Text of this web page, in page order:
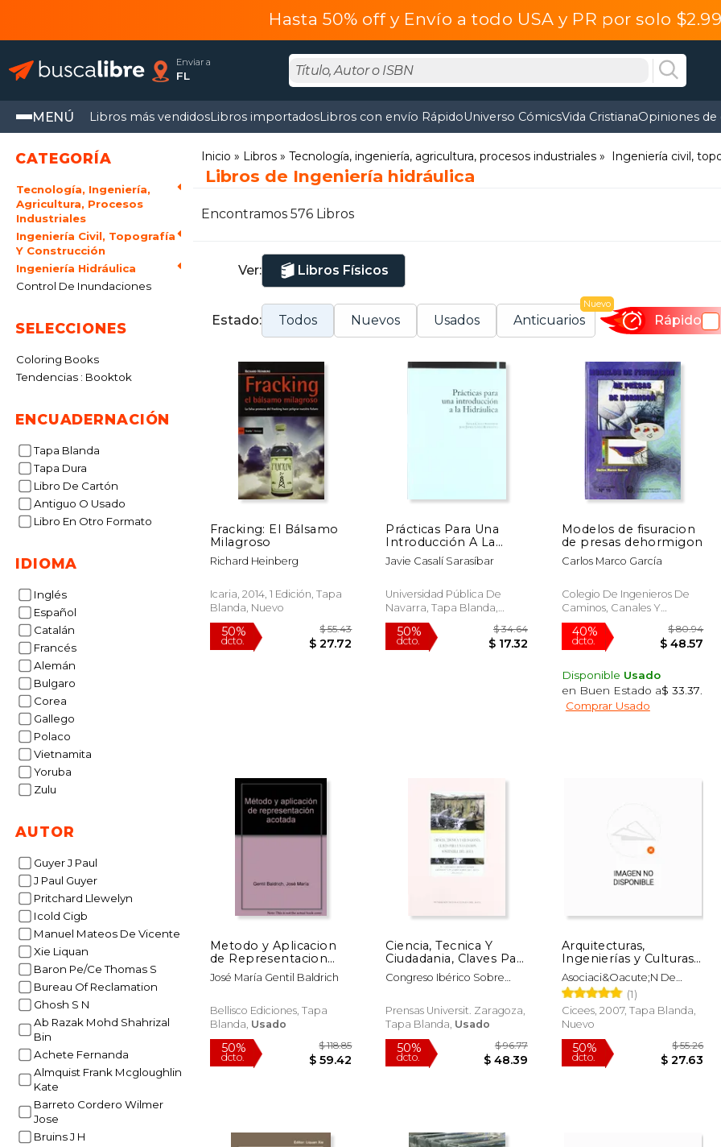
Hasta 50% off y Envío a todo USA y PR por solo
Enviar a
FL
MENÚ Libros más vendidosLibros importadosLibros con envío RápidoUniverso CómicsVida CristianaOpiniones de
CATEGORÍA
Tecnología, Ingeniería,
Agricultura, Procesos
Industriales
Ingeniería Civil, Topografía
Y Construcción
Ingeniería Hidráulica
Control De Inundaciones
SELECCIONES
Coloring Books
Tendencias : Booktok
ENCUADERNACIÓN
Tapa Blanda
Tapa Dura
Libro De Cartón
Antiguo O Usado
Libro En Otro Formato
IDIOMA
Inglés
Español
Catalán
Francés
Alemán
Bulgaro
Corea
Gallego
Polaco
Vietnamita
Yoruba
Zulu
AUTOR
Guyer J Paul
J Paul Guyer
Pritchard Llewelyn
Icold Cigb
Manuel Mateos De Vicente
Xie Liquan
Baron Pe/Ce Thomas S
Bureau Of Reclamation
Ghosh S N
Ab Razak Mohd Shahrizal
Bin
Achete Fernanda
Almquist Frank Mcgloughlin
Kate
Barreto Cordero Wilmer
Jose
Bruins J H
Inicio Libros Tecnología, ingeniería, agricultura, procesos industriales Ingeniería civil,
Libros de Ingeniería hidráulica
Encontramos 576 Libros
Ver: Libros Físicos
Estado: Todos Nuevos Usados Anticuarios
Nuevo
Rápido
Fracking: El Bálsamo
Milagroso
Richard Heinberg
Icaria, 2014, 1 Edición, Tapa
Blanda, Nuevo
Prácticas Para Una
Introducción A La
Hidráulica
Javie Casalí Sarasíbar
Universidad Pública De
Navarra, Tapa Blanda,
Nuevo
$ 34.64
$ 17.32
Modelos de fisuracion
de presas dehormigon
Carlos Marco García
Colegio De Ingenieros De
Caminos, Canales Y
Puertos, 1995, Tapa Blanda,
Nuevo
40%
dcto.
Disponible Usado
en Buen Estado a$ 33.37
Comprar Usado
Metodo y Aplicacion
de Representacion
Acotada
José María Gentil Baldrich
Bellisco Ediciones, Tapa
Blanda, Usado
Ciencia, Tecnica Y
Ciudadania, Claves Para
Una Gestion
Sostenible Del
Congreso Ibérico Sobre
Agua
Prensas Universit. Zaragoza,
Tapa Blanda, Usado
Arquitecturas,
Ingenierías y Culturas
del Agua
Asociaci&Oacute;N De
Arqueolog&Iacute;A
Industrial Incuna; Miguel
&Aacute;Ngel
&Aacute;Lvarez Areces
(1)
Cicees, 2007, Tapa Blanda,
Nuevo